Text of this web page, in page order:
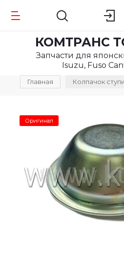
КОМТРАНС
Запчасти для
Isuzu, Fuso
Главная Колпачок
Оригинал